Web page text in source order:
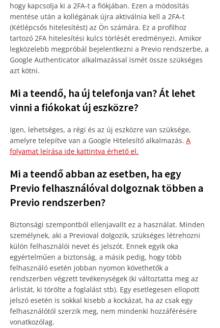
hogy kapcsolja ki a 2FA-t a fiókjában. Ezen a módosítás
mentése után a kollégának újra aktiválnia kell a 2FA-t
(Kétlépcsős hitelesítést) az Ön számára. Ez a profilhoz
tartozó 2FA hitelesítési kulcs törlését eredményezi. Amikor
legközelebb megpróbál bejelentkezni a Previo rendszerbe, a
Google Authenticator alkalmazással ismét össze szükséges
azt kötni.
Mi a teendő, ha új telefonja van? Át lehet
vinni a fiókokat új eszközre?
Igen, lehetséges, a régi és az új eszközre van szüksége,
amelyre telepítve van a Google Hitelesítő alkalmazás. A
folyamat leírása ide kattintva érhető el.
Mi a teendő abban az esetben, ha egy
Previo felhasználóval dolgoznak többen a
Previo rendszerben?
Biztonsági szempontból ellenjavallt ez a használat. Minden
személynek, aki a Previoval dolgozik, szükséges létrehozni
külön felhasználói nevet és jelszót. Ennek egyik oka
egyértelműen a biztonság, a másik pedig, hogy több
felhasználó esetén jobban nyomon követhetők a
rendszerben végzett tevékenységek (ki változtatta meg az
árlistát, ki törölte a foglalást stb). Egy esetlegesen ellopott
jelszó esetén is sokkal kisebb a kockázat, ha az csak egy
felhasználótól szerzik meg, nem mindenki hozzáférésére
vonatkozólag.